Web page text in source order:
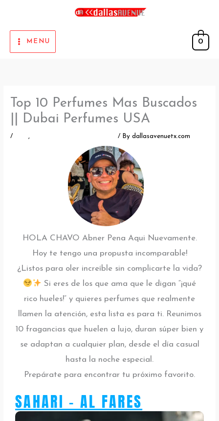
content
MENU
0
Top 10 Perfumes Mas Buscados
|| Dubai Perfumes USA
/ , / Bydallasavenuetx.com
HOLA CHAVO Abner Pena Aqui Nuevamente.
Hoy te tengo una propusta incomparable!
¿Listos para oler increíble sin complicarte la vida?
Si eres de los que ama que le digan “¡qué
rico hueles!” y quieres perfumes que realmente
llamen la atención, esta lista es para ti. Reunimos
10 fragancias que huelen a lujo, duran súper bien y
se adaptan a cualquier plan, desde el día casual
hasta la noche especial.
Prepárate para encontrar tu próximo favorito.
SAHARI - AL FARES